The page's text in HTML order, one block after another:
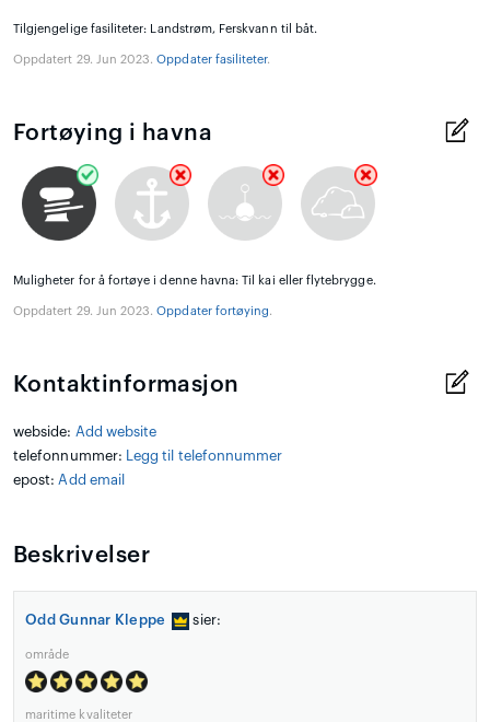
Tilgjengelige fasiliteter: Landstrøm, Ferskvann til båt.
Oppdatert 29. Jun 2023.Oppdater fasiliteter.
Fortøying i havna
Muligheter for å fortøye i denne havna: Til kai eller flytebrygge.
Oppdatert 29. Jun 2023.Oppdater fortøying.
Kontaktinformasjon
webside: Add website
telefonnummer:
Legg til telefonnummer
epost: Add email
Beskrivelser
Odd Gunnar Kleppe sier:
område
maritime kvaliteter